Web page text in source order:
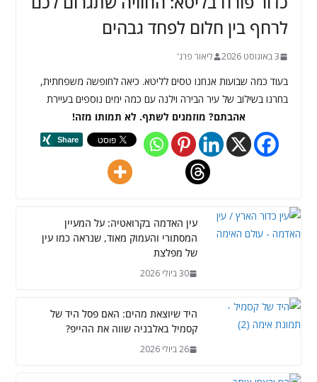
לרחף בין חלום לפחד גבהים
3 באוגוסט 2026 ליאור פרג'
בעוד כמה שבועות אנחנו טסים לליטא. כיאה לחופשה משפחתית,
בחרנו בשילוב של עיר הבירה וילנה עם כמה ימים נוספים בעיירת
אהבתם? מוזמנים לשתף. לא תמותו מזה!
עין האדמה בקרואטיה: על המעיין
המסתורי והעמוק מאוד, שנראה כמו עין
של מפלצת
30 ביולי 2026
היד שיוצאת מהים: האם פסל היד של
קסמיל באלבניה שווה את ההייפ?
26 ביולי 2026